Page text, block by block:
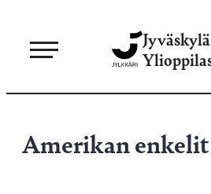
sisältöön
Amerikan enkelit